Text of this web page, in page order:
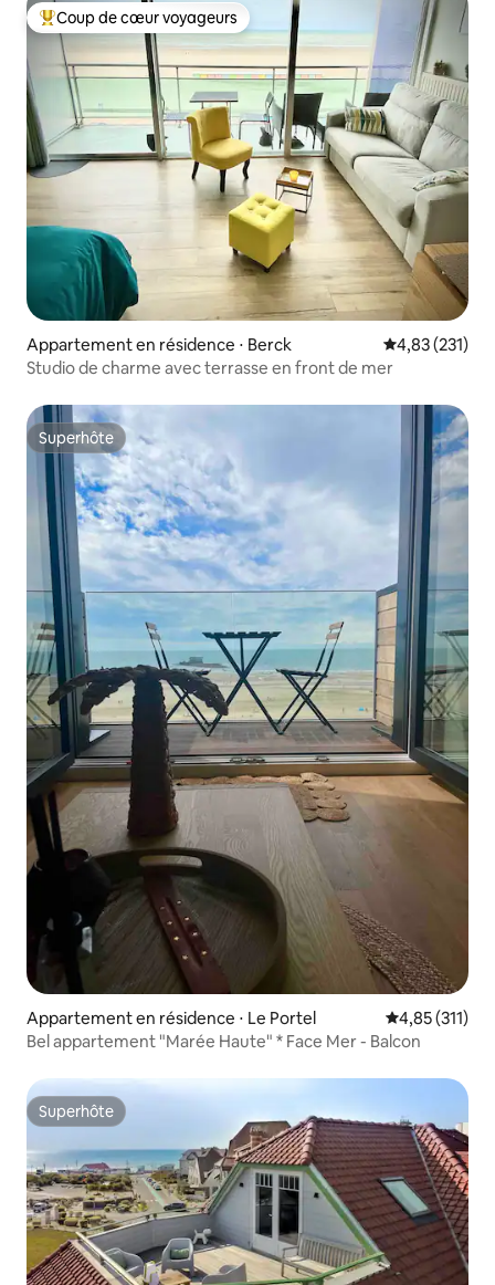
Coups de cœur voyageurs les plus appréciés
Coup de cœur voyageurs
Appartement en résidence ⋅ Berck Évaluation
4,83 (231)
Studio de charme avec terrasse en front de mer
Superhôte
Superhôte
Appartement en résidence ⋅ Le Portel Évaluation
4,85 (311)
Bel appartement "Marée Haute" * Face Mer - Balcon
Superhôte
Superhôte